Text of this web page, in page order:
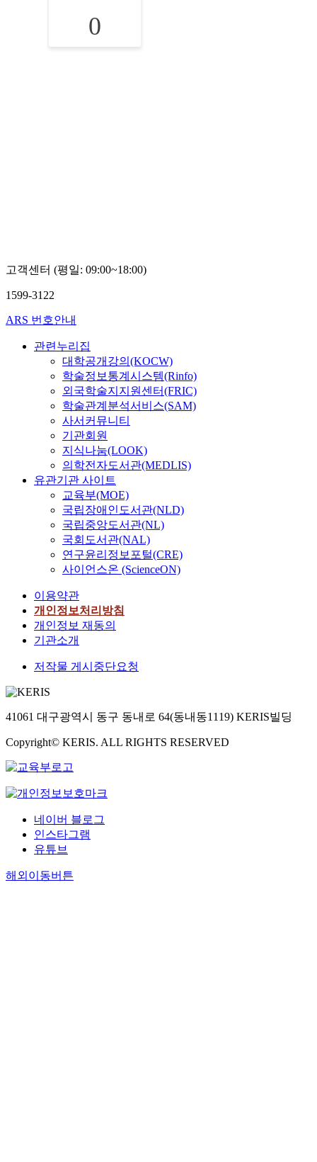
0
고객센터 (평일: 09:00~18:00)
1599-3122
ARS 번호안내
관련누리집
대학공개강의(KOCW)
학술정보통계시스템(Rinfo)
외국학술지지원센터(FRIC)
학술관계분석서비스(SAM)
사서커뮤니티
기관회원
지식나눔(LOOK)
의학전자도서관(MEDLIS)
유관기관 사이트
교육부(MOE)
국립장애인도서관(NLD)
국립중앙도서관(NL)
국회도서관(NAL)
연구윤리정보포털(CRE)
사이언스온 (ScienceON)
이용약관
개인정보처리방침
개인정보 재동의
기관소개
저작물 게시중단요청
41061 대구광역시 동구 동내로 64(동내동1119) KERIS빌딩
Copyright© KERIS. ALL RIGHTS RESERVED
네이버 블로그
인스타그램
유튜브
해외이동버튼